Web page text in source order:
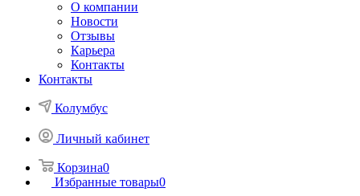
О компании
Новости
Отзывы
Карьера
Контакты
Контакты
Колумбус
Личный кабинет
Корзина0
Избранные товары0